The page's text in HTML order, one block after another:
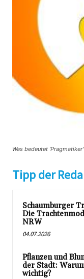
Was bedeutet
Tipp der
Schaumburger
Die
NRW
04.07.2026
Pflanzen und
der Stadt:
wichtig?